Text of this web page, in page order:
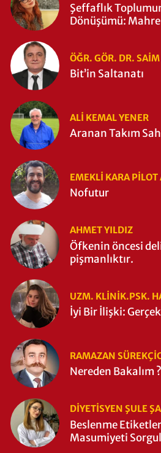
Şeffaflık
Dönüşümü:
ÖĞR. GÖR. DR. SAIM
Bit’in Saltanatı
ALI KEMAL YENER
Aranan Takım
EMEKLI KARA PILOT
Nofutur
AHMET YILDIZ
Öfkenin öncesi
pişmanlıktır.
UZM. KLINIK.PSK.
İyi Bir İlişki:
RAMAZAN
Nereden Bakalım ?
DIYETISYEN ŞULE
Beslenme
Masumiyeti